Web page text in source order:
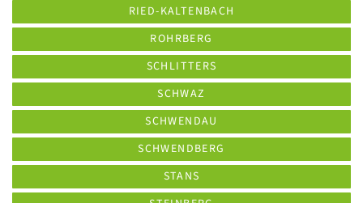
RIED-KALTENBACH
ROHRBERG
SCHLITTERS
SCHWAZ
SCHWENDAU
SCHWENDBERG
STANS